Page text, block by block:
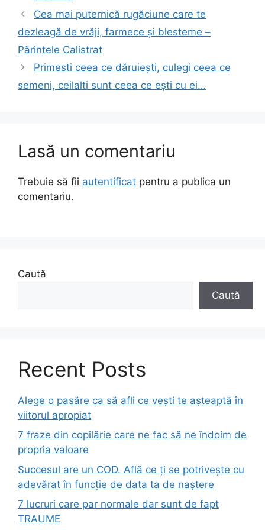
Cea mai puternică rugăciune care te
dezleagă de vrăji, farmece și blesteme –
Părintele Calistrat
Primesti ceea ce dăruiești, culegi ceea ce
semeni, ceilalti sunt ceea ce ești cu ei…
Lasă un comentariu
Trebuie să fii autentificat pentru a publica un
comentariu.
Caută
Caută
Recent Posts
Alege o pasăre ca să afli ce vești te așteaptă în
viitorul apropiat
7 fraze din copilărie care ne fac să ne îndoim de
propria valoare
Succesul are un COD. Află ce ți se potrivește cu
adevărat în funcție de data ta de naștere
7 lucruri care par normale dar sunt de fapt
TRAUME